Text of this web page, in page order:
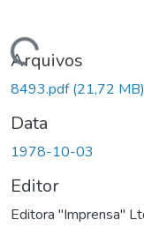
Carregando...
Arquivos
8493.pdf(21,72 MB)
Data
1978-10-03
Editor
Editora "Imprensa"